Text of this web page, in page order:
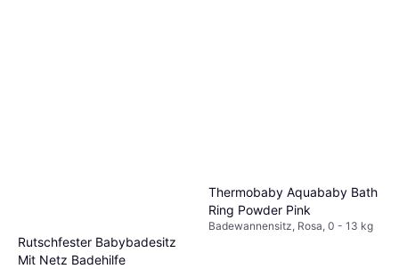
Rutschfester Babybadesitz
Mit Netz Badehilfe
Thermobaby Aquababy Bath
Ring Powder Pink
Badewannensitz, Rosa, 0 - 13 kg